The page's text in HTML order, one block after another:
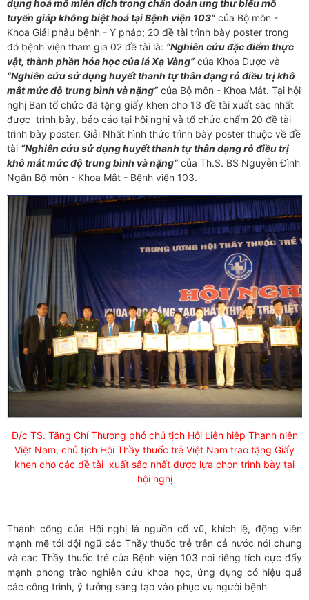
dụng hoá mô miễn dịch trong chẩn đoán ung thư biểu mô
tuyến giáp không biệt hoá tại Bệnh viện 103” của Bộ môn -
Khoa Giải phẫu bệnh - Y pháp; 20 đề tài trình bày poster trong
đó bệnh viện tham gia 02 đề tài là: “Nghiên cứu đặc điểm thực
vật, thành phần hóa học của lá Xạ Vàng” của Khoa Dược và
“Nghiên cứu sử dụng huyết thanh tự thân dạng rỏ điều trị khô
mắt mức độ trung bình và nặng” của Bộ môn - Khoa Mắt. Tại hội
nghị Ban tổ chức đã tặng giấy khen cho 13 đề tài xuất sắc nhất
được trình bày, báo cáo tại hội nghị và tổ chức chấm 20 đề tài
trình bày poster. Giải Nhất hình thức trình bày poster thuộc về đề
tài “Nghiên cứu sử dụng huyết thanh tựthân dạng rỏ điều trị
khô mắt mức độ trung bình và nặng” của Th.S. BS Nguyễn Đình
Ngân Bộ môn - Khoa Mắt - Bệnh viện 103.
Đ/c TS. Tăng Chí Thượng phó chủ tịch Hội Liên hiệp Thanh niên
Việt Nam, chủ tịch Hội Thầy thuốc trẻ Việt Nam trao tặng Giấy
khen cho các đề tài xuất sắc nhất được lựa chọn trình bày tại
hội nghị
Thành công của Hội nghị là nguồn cổ vũ, khích lệ, động viên
mạnh mẽ tới đội ngũ các Thầy thuốc trẻ trên cả nước nói chung
và các Thầy thuốc trẻ của Bệnh viện 103 nói riêng tích cực đẩy
mạnh phong trào nghiên cứu khoa học, ứng dụng có hiệu quả
các công trình, ý tưởng sáng tạo vào phục vụ người bệnh